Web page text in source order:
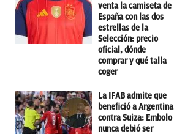
venta la camiseta de
España con las dos
estrellas de la
Selección: precio
oficial, dónde
comprar y qué talla
coger
La IFAB admite que
benefició a Argentina
contra Suiza: Embolo
nunca debió ser